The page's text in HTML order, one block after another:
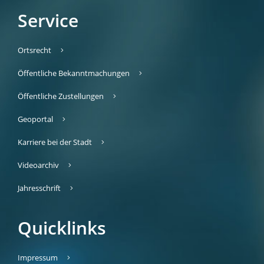
Service
Ortsrecht
Öffentliche Bekanntmachungen
Öffentliche Zustellungen
Geoportal
Karriere bei der Stadt
Videoarchiv
Jahresschrift
Quicklinks
Impressum